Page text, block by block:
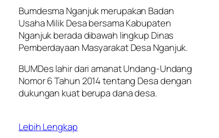
Bumdesma Nganjuk merupakan Badan
Usaha Milik Desa bersama Kabupaten
Nganjuk berada dibawah lingkup Dinas
Pemberdayaan Masyarakat Desa Nganjuk.
BUMDes lahir dari amanat Undang-Undang
Nomor 6 Tahun 2014 tentang Desa dengan
dukungan kuat berupa dana desa.
Lebih Lengkap